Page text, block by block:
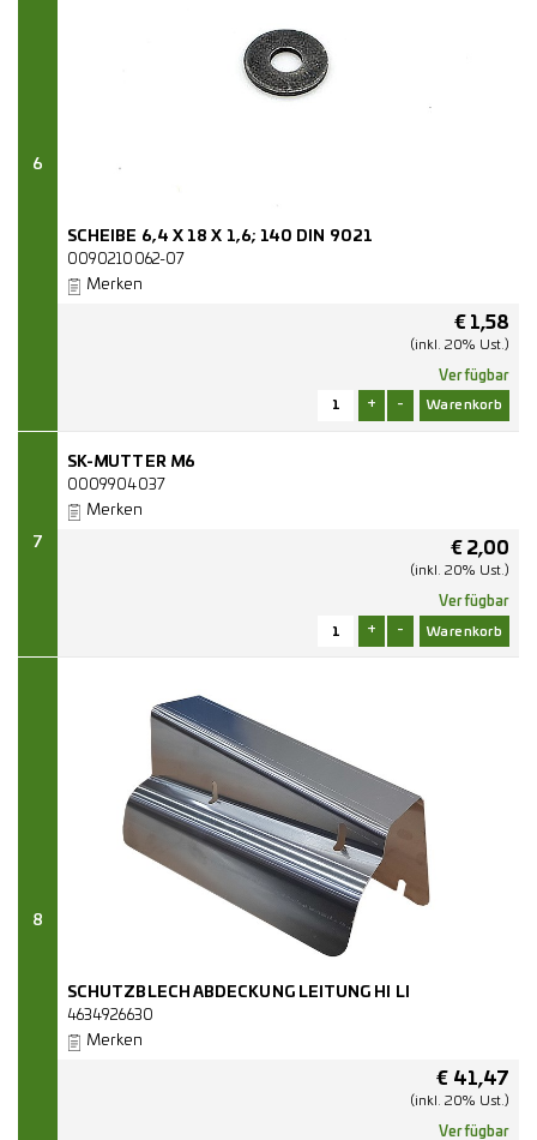
6
SCHEIBE 6,4 X 18 X 1,6; 140 DIN 9021
0090210062-07
Merken
€1,58
(inkl. 20% Ust.)
Verfügbar
+ -
7
SK-MUTTER M6
0009904037
Merken
€ 2,00
(inkl. 20% Ust.)
Verfügbar
+ -
8
SCHUTZBLECH ABDECKUNG LEITUNG HI LI
4634926630
Merken
€ 41,47
(inkl. 20% Ust.)
Verfügbar